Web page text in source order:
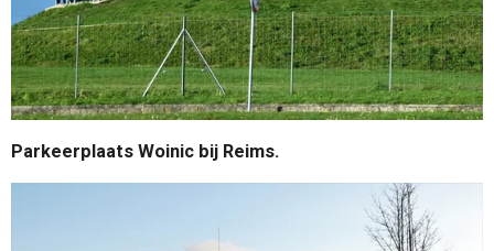
Parkeerplaats Woinic bij Reims.